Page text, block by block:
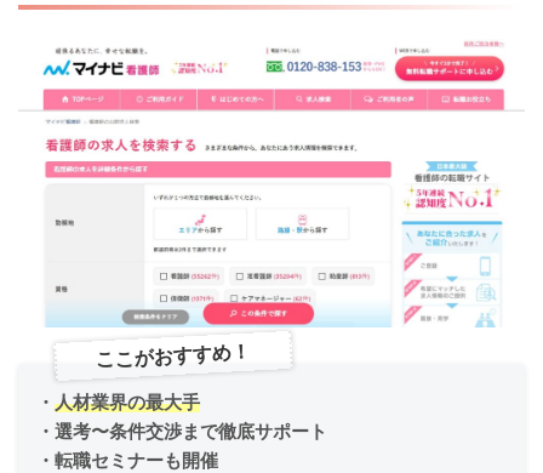
ここがおすすめ！
・ 人材業界の最大手
・選考〜条件交渉まで徹底サポート
・転職セミナーも開催